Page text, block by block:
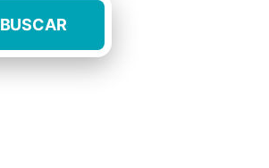
BUSCAR